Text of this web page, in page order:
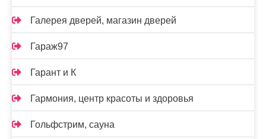
Галерея дверей, магазин дверей
Гараж97
Гарант и К
Гармония, центр красоты и здоровья
Гольфстрим, сауна